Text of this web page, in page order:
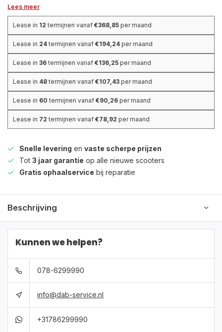
Lees meer
Lease in 12 termijnen vanaf €368,85 per maand
Lease in 24 termijnen vanaf €194,24 per maand
Lease in 36 termijnen vanaf €136,25 per maand
Lease in 48 termijnen vanaf €107,43 per maand
Lease in 60 termijnen vanaf €90,26 per maand
Lease in 72 termijnen vanaf €78,92 per maand
Snelle levering en vaste scherpe prijzen
Tot 3 jaar garantie op alle nieuwe scooters
Gratis ophaalservice bij reparatie
Beschrijving
Kunnen we helpen?
078-6299990
info@dab-service.nl
+31786299990